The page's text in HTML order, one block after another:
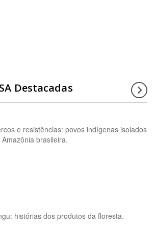
Destacadas
e resistências: povos indígenas isolados
Amazônia brasileira.
histórias dos produtos da floresta.